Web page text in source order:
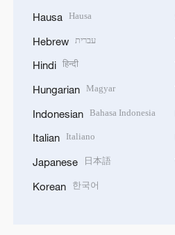
Hausa Hausa
Hebrew עברית
Hindi हिन्दी
Hungarian Magyar
Indonesian Bahasa Indonesia
Italian Italiano
Japanese 日本語
Korean 한국어